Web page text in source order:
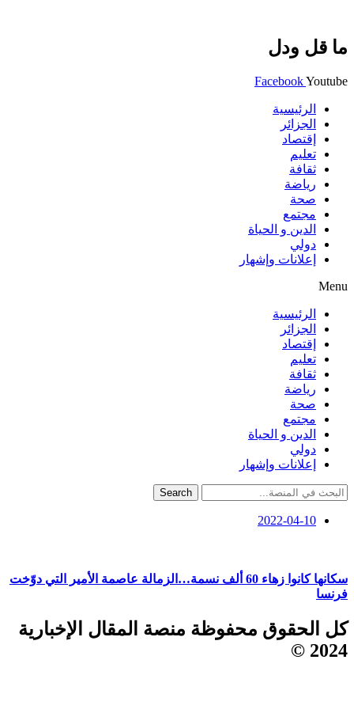
ما قل ودل
FacebookYoutube
الرئيسية
الجزائر
إقتصاد
تعليم
ثقافة
رياضة
صحة
مجتمع
الدين و الحياة
دولي
إعلانات وإشهار
Menu
الرئيسية
الجزائر
إقتصاد
تعليم
ثقافة
رياضة
صحة
مجتمع
الدين و الحياة
دولي
إعلانات وإشهار
Search
2022-04-10
سكانها كانوا زهاء 60 ألف نسمة…الزمالة عاصمة الأمير التي دوّخت
فرنسا
كل الحقوق محفوظة منصة المقال الإخبارية
2024 ©